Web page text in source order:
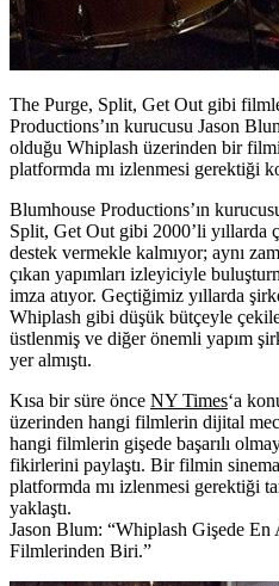
The Purge, Split, Get Out gibi
Productions’ın kurucusu Jason
olduğu Whiplash üzerinden bir
platformda mı izlenmesi gerektiği
Blumhouse Productions’ın
Split, Get Out gibi 2000’li
destek vermekle kalmıyor; aynı
çıkan yapımları izleyiciyle
imza atıyor. Geçtiğimiz yıllarda
Whiplash gibi düşük bütçeyle
üstlenmiş ve diğer önemli yapım
yer almıştı.
Kısa bir süre önce NY Times‘a
üzerinden hangi filmlerin dijital
hangi filmlerin gişede başarılı
fikirlerini paylaştı. Bir filmin
platformda mı izlenmesi gerektiği
yaklaştı.
Jason Blum: “Whiplash Gişede En
Filmlerinden Biri.”